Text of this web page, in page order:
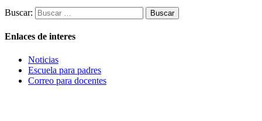
Buscar:
Enlaces de interes
Noticias
Escuela para padres
Correo para docentes